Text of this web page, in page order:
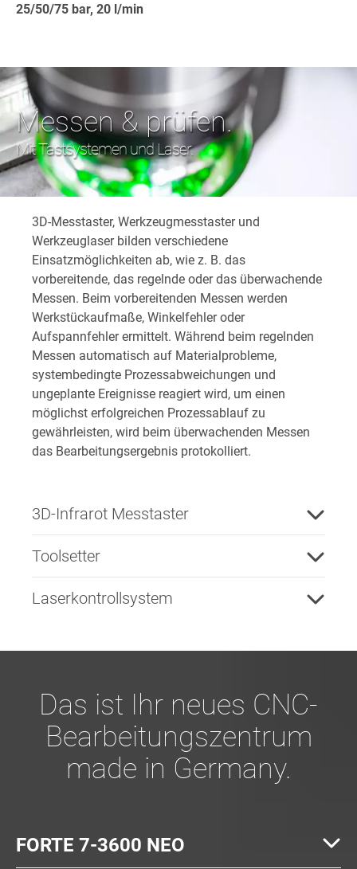
25/50/75 bar, 20 l/min
Messen & prüfen.
Mit Tastsystemen und Laser.
3D-Messtaster, Werkzeugmesstaster und
Werkzeuglaser bilden verschiedene
Einsatzmöglichkeiten ab, wie z. B. das
vorbereitende, das regelnde oder das überwachende
Messen. Beim vorbereitenden Messen werden
Werkstückaufmaße, Winkelfehler oder
Aufspannfehler ermittelt. Während beim regelnden
Messen automatisch auf Materialprobleme,
systembedingte Prozessabweichungen und
ungeplante Ereignisse reagiert wird, um einen
möglichst erfolgreichen Prozessablauf zu
gewährleisten, wird beim überwachenden Messen
das Bearbeitungsergebnis protokolliert.
3D-Infrarot Messtaster
Toolsetter
Laserkontrollsystem
Das ist Ihr neues CNC-
Bearbeitungszentrum
made in Germany.
FORTE 7-3600 NEO